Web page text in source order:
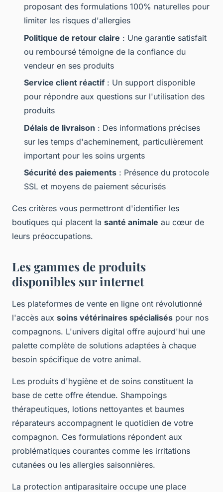
proposant des formulations 100% naturelles pour
limiter les risques d'allergies
Politique de retour claire : Une garantie satisfait
ou remboursé témoigne de la confiance du
vendeur en ses produits
Service client réactif : Un support disponible
pour répondre aux questions sur l'utilisation des
produits
Délais de livraison : Des informations précises
sur les temps d'acheminement, particulièrement
important pour les soins urgents
Sécurité des paiements : Présence du protocole
SSL et moyens de paiement sécurisés
Ces critères vous permettront d'identifier les
boutiques qui placent la santé animale au cœur de
leurs préoccupations.
Les gammes de produits
disponibles sur internet
Les plateformes de vente en ligne ont révolutionné
l'accès aux soins vétérinaires spécialisés pour nos
compagnons. L'univers digital offre aujourd'hui une
palette complète de solutions adaptées à chaque
besoin spécifique de votre animal.
Les produits d'hygiène et de soins constituent la
base de cette offre étendue. Shampoings
thérapeutiques, lotions nettoyantes et baumes
réparateurs accompagnent le quotidien de votre
compagnon. Ces formulations répondent aux
problématiques courantes comme les irritations
cutanées ou les allergies saisonnières.
La protection antiparasitaire occupe une place